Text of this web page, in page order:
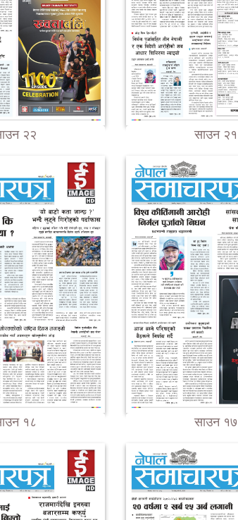
२२ साउन २१
१८ साउन १७